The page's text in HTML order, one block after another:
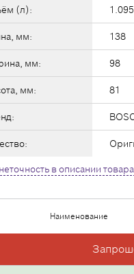
(л): 1.095
мм: 138
мм: 98
мм: 81
в описании
Наименование